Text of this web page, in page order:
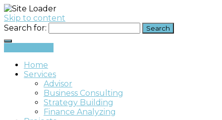
Skip to content
Search for:
Home
Services
Advisor
Business Consulting
Strategy Building
Finance Analyzing